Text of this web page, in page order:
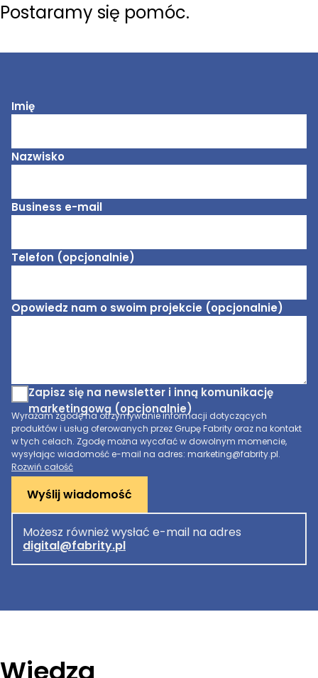
Postaramy się pomóc.
Imię
Nazwisko
Business e-mail
Telefon (opcjonalnie)
Opowiedz nam o swoim projekcie (opcjonalnie)
Zapisz się na newsletter i inną komunikację
marketingową (opcjonalnie)
Wyrażam zgodę na otrzymywanie informacji dotyczących
produktów i usług oferowanych przez Grupę Fabrity oraz na kontakt
w tych celach. Zgodę można wycofać w dowolnym momencie,
wysyłając wiadomość e-mail na adres: marketing@fabrity.pl.
Rozwiń całość
Wyślij wiadomość
Możesz również wysłać e-mail na adres
digital@fabrity.pl